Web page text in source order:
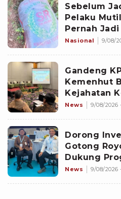
Sebelum
Pelaku
Pernah
Daging
Nasional 9/08/
Gandeng
Kemenhut
Kejahatan
Liar
News 9/08/2026
Dorong
Gotong
Dukung
Prabowo
News 9/08/2026